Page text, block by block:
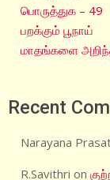
பொருத்துக – 49
பறக்கும் பூநாய்
மாதங்களை
Recent
Narayana
R.Savithri on